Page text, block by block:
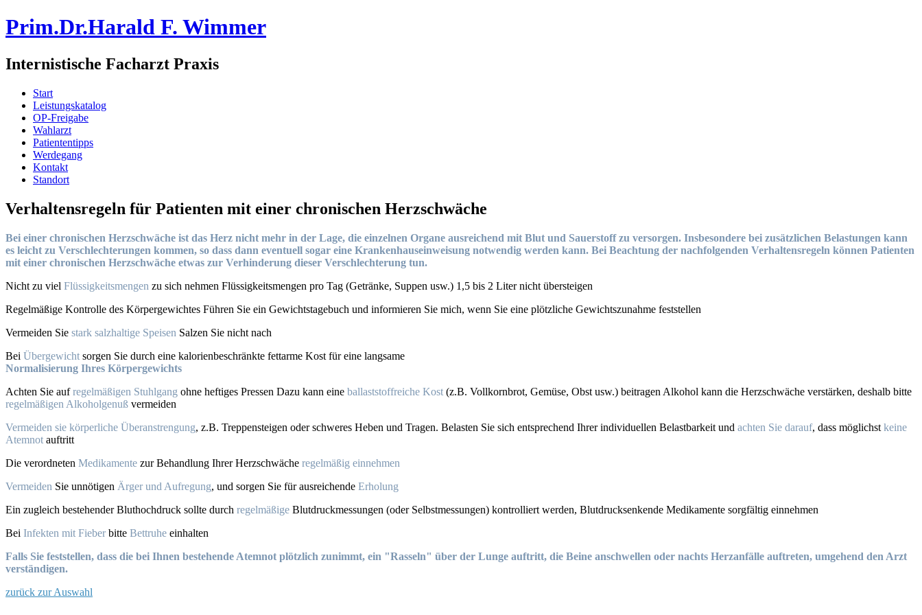
Prim.Dr.Harald F. Wimmer
Internistische Facharzt Praxis
Start
Leistungskatalog
OP-Freigabe
Wahlarzt
Patiententipps
Werdegang
Kontakt
Standort
Verhaltensregeln für Patienten mit einer chronischen Herzschwäche
Bei einer chronischen Herzschwäche ist das Herz nicht mehr in der Lage, die einzelnen Organe ausreichend mit Blut und Sauerstoff zu versorgen. Insbesondere bei zusätzlichen Belastungen kann
es leicht zu Verschlechterungen kommen, so dass dann eventuell sogar eine Krankenhauseinweisung notwendig werden kann. Bei Beachtung der nachfolgenden Verhaltensregeln können Patienten
mit einer chronischen Herzschwäche etwas zur Verhinderung dieser Verschlechterung tun.
Nicht zu viel Flüssigkeitsmengen zu sich nehmen Flüssigkeitsmengen pro Tag (Getränke, Suppen usw.) 1,5 bis 2 Liter nicht übersteigen
Regelmäßige Kontrolle des Körpergewichtes Führen Sie ein Gewichtstagebuch und informieren Sie mich, wenn Sie eine plötzliche Gewichtszunahme feststellen
Vermeiden Sie stark salzhaltige Speisen Salzen Sie nicht nach
Bei Übergewicht sorgen Sie durch eine kalorienbeschränkte fettarme Kost für eine langsame
Normalisierung Ihres Körpergewichts
Achten Sie aufregelmäßigen Stuhlgang ohne heftiges Pressen Dazu kann eine ballaststoffreiche Kost (z.B. Vollkornbrot, Gemüse, Obst usw.) beitragen Alkohol kann die Herzschwäche verstärken, deshalb bitte
regelmäßigen Alkoholgenuß vermeiden
Vermeiden sie körperliche Überanstrengung, z.B. Treppensteigen oder schweres Heben und Tragen. Belasten Sie sich entsprechend Ihrer individuellen Belastbarkeit und achten Sie darauf, dass möglichst keine
Atemnot auftritt
Die verordneten Medikamente zur Behandlung Ihrer Herzschwäche regelmäßig einnehmen
Vermeiden Sie unnötigen Ärger und Aufregung, und sorgen Sie für ausreichende Erholung
Ein zugleich bestehender Bluthochdruck sollte durch regelmäßige Blutdruckmessungen (oder Selbstmessungen) kontrolliert werden, Blutdrucksenkende Medikamente sorgfältig einnehmen
Bei Infekten mit Fieberbitte Bettruhe einhalten
Falls Sie feststellen, dass die bei Ihnen bestehende Atemnot plötzlich zunimmt, ein "Rasseln" über der Lunge auftritt, die Beine anschwellen oder nachts Herzanfälle auftreten, umgehend den Arzt
verständigen.
zurück zur Auswahl